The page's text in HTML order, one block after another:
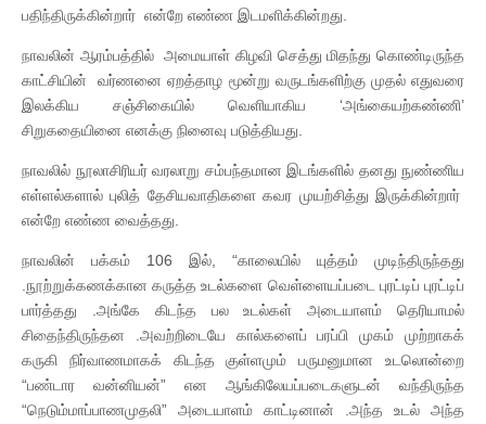
பதிந்திருக்கின்றார் என்றே எண்ண இடமளிக்கின்றது.
நாவலின் ஆரம்பத்தில் அமையாள் கிழவி செத்து மிதந்து கொண்டிருந்த
காட்சியின் வர்ணனை ஏறத்தாழ மூன்று வருடங்களிற்கு முதல் எதுவரை
இலக்கிய சஞ்சிகையில் வெளியாகிய ‘அங்கையற்கண்ணி’
சிறுகதையினை எனக்கு நினைவு படுத்தியது.
நாவலில் நூலாசிரியர் வரலாறு சம்பந்தமான இடங்களில் தனது நுண்ணிய
எள்ளல்களால் புலித் தேசியவாதிகளை கவர முயற்சித்து இருக்கின்றார்
என்றே எண்ண வைத்தது.
நாவலின் பக்கம் 106 இல், “காலையில் யுத்தம் முடிந்திருந்தது
.நூற்றுக்கணக்கான கருத்த உடல்களை வெள்ளையப்படை புரட்டிப் புரட்டிப்
பார்த்தது .அங்கே கிடந்த பல உடல்கள் அடையாளம் தெரியாமல்
சிதைந்திருந்தன .அவற்றிடையே கால்களைப் பரப்பி முகம் முற்றாகக்
கருகி நிர்வாணமாகக் கிடந்த குள்ளமும் பருமனுமான உடலொன்றை
“பண்டார வன்னியன்” என ஆங்கிலேயப்படைகளுடன் வந்திருந்த
“நெடும்மாப்பாணமுதலி” அடையாளம் காட்டினான் .அந்த உடல் அந்த